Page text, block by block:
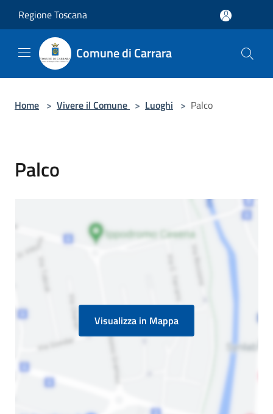
Regione Toscana
Comune di Carrara
Home > Vivere il Comune > Luoghi > Palco
Palco
Visualizza in Mappa